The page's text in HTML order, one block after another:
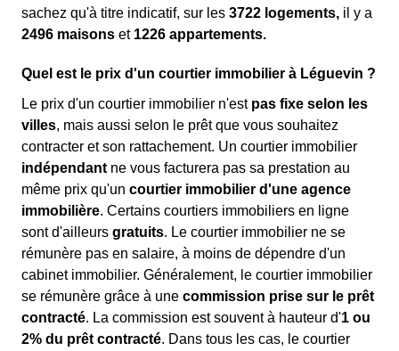
sachez qu'à titre indicatif, sur les 3722 logements, il y a
2496 maisons et 1226 appartements.
Quel est le prix d'un courtier immobilier à Léguevin ?
Le prix d'un courtier immobilier n'est pas fixe selon les
villes, mais aussi selon le prêt que vous souhaitez
contracter et son rattachement. Un courtier immobilier
indépendant ne vous facturera pas sa prestation au
même prix qu'un courtier immobilier d'une agence
immobilière. Certains courtiers immobiliers en ligne
sont d'ailleurs gratuits. Le courtier immobilier ne se
rémunère pas en salaire, à moins de dépendre d'un
cabinet immobilier. Généralement, le courtier immobilier
se rémunère grâce à une commission prise sur le prêt
contracté. La commission est souvent à hauteur d'1 ou
2% du prêt contracté. Dans tous les cas, le courtier